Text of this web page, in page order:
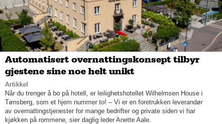
Automatisert overnattingskonsept tilbyr
gjestene sine noe helt unikt
Artikkel
Når du trenger å bo på hotell, er leilighetshotellet Wilhelmsen House i
Tønsberg, som et hjem nummer to! – Vi er en foretrukken leverandør
av overnattingstjenester for mange bedrifter og private siden vi har
kjøkken på rommene, sier daglig leder Anette Aale.